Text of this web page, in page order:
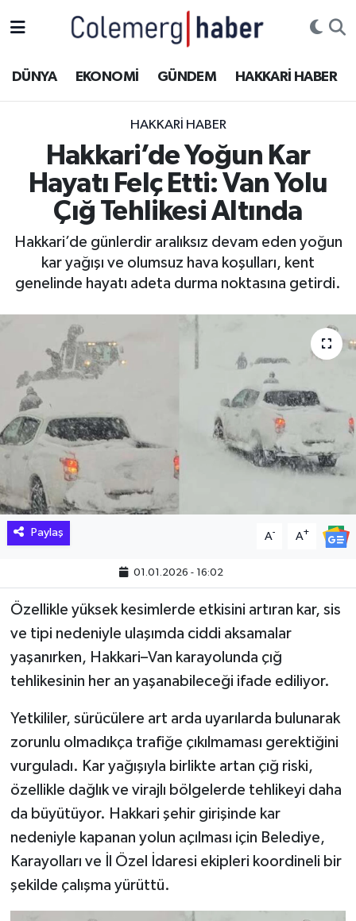
DÜNYA EKONOMİ GÜNDEM HAKKARİ HABER
HAKKARI HABER
Hakkari’de Yoğun Kar
Hayatı Felç Etti: Van Yolu
Çığ Tehlikesi Altında
Hakkari’de günlerdir aralıksız devam eden yoğun
kar yağışı ve olumsuz hava koşulları, kent
genelinde hayatı adeta durma noktasına getirdi.
Paylaş A- A+
01.01.2026 - 16:02
Özellikle yüksek kesimlerde etkisini artıran kar, sis
ve tipi nedeniyle ulaşımda ciddi aksamalar
yaşanırken, Hakkari–Van karayolunda çığ
tehlikesinin her an yaşanabileceği ifade ediliyor.
Yetkililer, sürücülere art arda uyarılarda bulunarak
zorunlu olmadıkça trafiğe çıkılmaması gerektiğini
vurguladı. Kar yağışıyla birlikte artan çığ riski,
özellikle dağlık ve virajlı bölgelerde tehlikeyi daha
da büyütüyor. Hakkari şehir girişinde kar
nedeniyle kapanan yolun açılması için Belediye,
Karayolları ve İl Özel İdaresi ekipleri koordineli bir
şekilde çalışma yürüttü.
ASAYİŞ
DOĞA
DÜNYA
EĞİTİM
GÜNDEM
Hakkari Haber
İLGİNÇ HABERLER
KADIN
KÜLTÜR SANAT
MAGAZİN
MAKALE
POLİTİKA
REKLAM
SİYASET
SPOR
TARİH
TEKNOLOJİ
YAŞAM
Hakkâri Hava Durumu
Hakkari Namaz Vakitleri
Hakkâri Trafik Yoğunluk Haritası
Süper Lig Puan Durumu ve Fikstür
Tüm Manşetler
Haber Arşivi